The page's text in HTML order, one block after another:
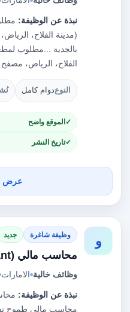
نبذة عن الوظيفة:
(مدينة الفلاح،
بالجدية ...مطلوب
الفلاح، الرياض،
النوعدوام كامل
الموقع واضح
تاريخ النشر
عرض
و وظيفة شاغرة جديد
محاسب مالي (Accountant)
وظائف خالية الامارات
نبذة عن الوظيفة:
محاسب مالي طموح